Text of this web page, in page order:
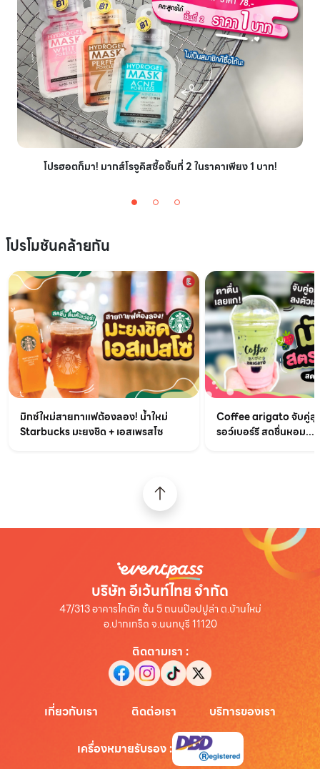
โปรฮอตก็มา! มากส์โรจูคิสซื้อชิ้นที่ 2 ในราคาเพียง 1 บาท!
โปรโมชันคล้ายกัน
มิกซ์ใหม่สายกาแฟต้องลอง! น้ำใหม่
Starbucks มะยงชิด + เอสเพรสโซ
Coffee arigato จับคู่สุ
รอว์เบอร์รี สดชื่นหอม...
บริษัท อีเว้นท์ไทย จำกัด
47/313 อาคารไคตัค ชั้น 5 ถนนป๊อปปูล่า ต.บ้านใหม่
อ.ปากเกร็ด จ.นนทบุรี 11120
ติดตามเรา :
เกี่ยวกับเรา ติดต่อเรา บริการของเรา
เครื่องหมายรับรอง: